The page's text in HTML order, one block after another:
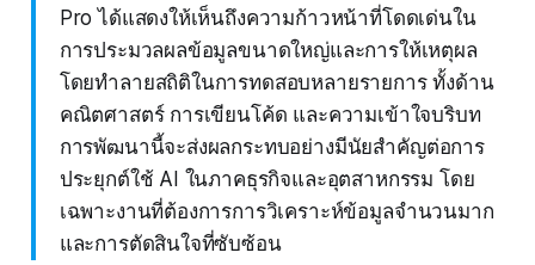
Pro ได้แสดงให้เห็นถึงความก้าวหน้าที่โดดเด่นใน
การประมวลผลข้อมูลขนาดใหญ่และการให้เหตุผล
โดยทำลายสถิติในการทดสอบหลายรายการ ทั้งด้าน
คณิตศาสตร์ การเขียนโค้ด และความเข้าใจบริบท
การพัฒนานี้จะส่งผลกระทบอย่างมีนัยสำคัญต่อการ
ประยุกต์ใช้ AI ในภาคธุรกิจและอุตสาหกรรม โดย
เฉพาะงานที่ต้องการการวิเคราะห์ข้อมูลจำนวนมาก
และการตัดสินใจที่ซับซ้อน